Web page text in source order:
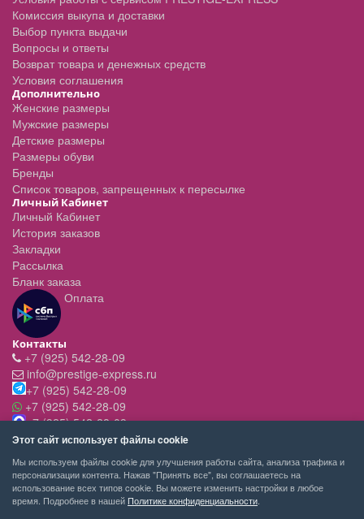
Комиссия выкупа и доставки
Выбор пункта выдачи
Вопросы и ответы
Возврат товара и денежных средств
Условия соглашения
Дополнительно
Женские размеры
Мужские размеры
Детские размеры
Размеры обуви
Бренды
Список товаров, запрещенных к пересылке
Личный Кабинет
Личный Кабинет
История заказов
Закладки
Рассылка
Бланк заказа
Оплата
Контакты
+7 (925) 542-28-09
info@prestige-express.ru
+7 (925) 542-28-09
+7 (925) 542-28-09
+7 (925) 542-28-09
Режим работы:
- вт-пт с 11:00 до 20:00
- сб - c 11.00 до 19.00
- вск,пн - выходной
Этот сайт использует файлы cookie
Мы используем файлы cookie для улучшения работы сайта, анализа трафика и
персонализации контента. Нажав "Принять все", вы соглашаетесь на
использование всех типов cookie. Вы можете изменить настройки в любое
время. Подробнее в нашей Политике конфиденциальности